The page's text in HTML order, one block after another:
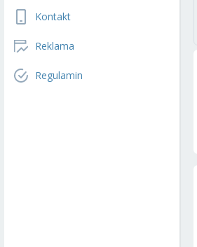
Kontakt
Reklama
Regulamin